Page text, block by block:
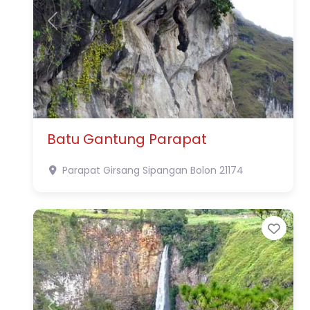
Previous Next
Batu Gantung Parapat
Parapat Girsang Sipangan Bolon 21174